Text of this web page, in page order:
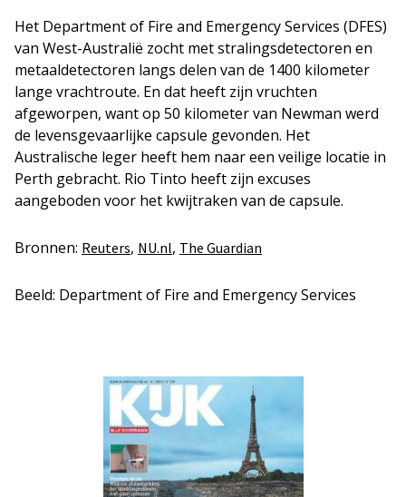
Het Department of Fire and Emergency Services (DFES)
van West-Australië zocht met stralingsdetectoren en
metaaldetectoren langs delen van de 1400 kilometer
lange vrachtroute. En dat heeft zijn vruchten
afgeworpen, want op 50 kilometer van Newman werd
de levensgevaarlijke capsule gevonden. Het
Australische leger heeft hem naar een veilige locatie in
Perth gebracht. Rio Tinto heeft zijn excuses
aangeboden voor het kwijtraken van de capsule.
Bronnen: Reuters, NU.nl, The Guardian
Beeld: Department of Fire and Emergency Services